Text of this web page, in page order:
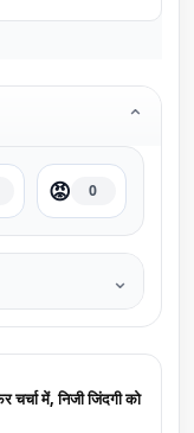
⌄
😡 0
⌄
में, निजी जिंदगी को